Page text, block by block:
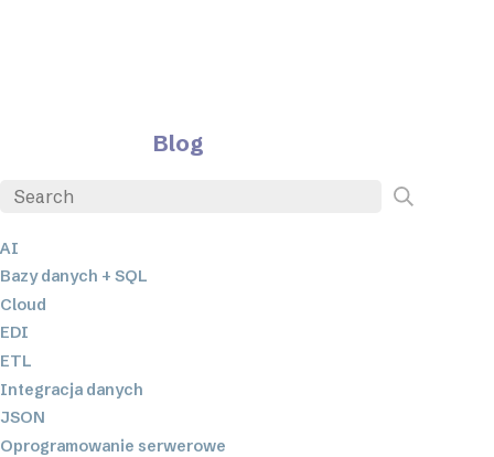
Blog
AI
Bazy danych + SQL
Cloud
EDI
ETL
Integracja danych
JSON
Oprogramowanie serwerowe